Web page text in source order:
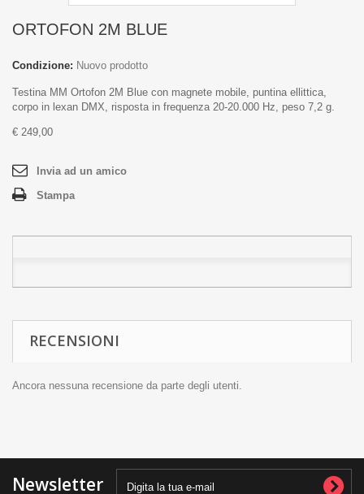
ORTOFON 2M BLUE
Condizione: Nuovo prodotto
Testina MM Ortofon 2M Blue con magnete mobile, puntina ellittica,
corpo in lexan DMX, risposta in frequenza 20-20.000 Hz, peso 7,2 g.
€ 249,00
Invia ad un amico
Stampa
RECENSIONI
Ancora nessuna recensione da parte degli utenti.
Newsletter